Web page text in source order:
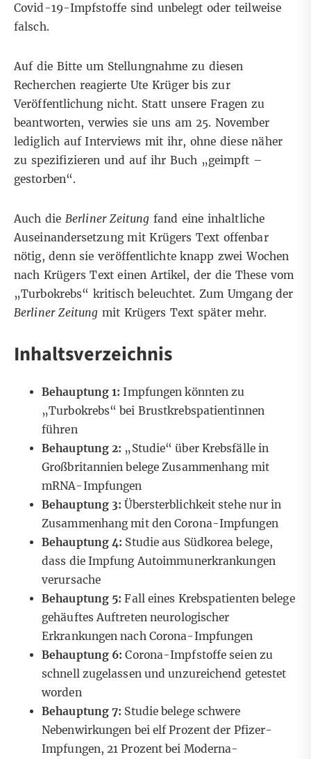
Covid-19-Impfstoffe sind unbelegt oder teilweise
falsch.
Auf die Bitte um Stellungnahme zu diesen
Recherchen reagierte Ute Krüger bis zur
Veröffentlichung nicht. Statt unsere Fragen zu
beantworten, verwies sie uns am 25. November
lediglich auf Interviews mit ihr, ohne diese näher
zu spezifizieren und auf ihr Buch „geimpft –
gestorben“.
Auch die Berliner Zeitung fand eine inhaltliche
Auseinandersetzung mit Krügers Text offenbar
nötig, denn sie veröffentlichte knapp zwei Wochen
nach Krügers Text einen Artikel, der die These vom
„Turbokrebs“ kritisch beleuchtet. Zum Umgang der
Berliner Zeitung mit Krügers Text später mehr.
Inhaltsverzeichnis
Behauptung 1: Impfungen könnten zu
„Turbokrebs“ bei Brustkrebspatientinnen
führen
Behauptung 2: „Studie“ über Krebsfälle in
Großbritannien belege Zusammenhang mit
mRNA-Impfungen
Behauptung 3: Übersterblichkeit stehe nur in
Zusammenhang mit den Corona-Impfungen
Behauptung 4: Studie aus Südkorea belege,
dass die Impfung Autoimmunerkrankungen
verursache
Behauptung 5: Fall eines Krebspatienten belege
gehäuftes Auftreten neurologischer
Erkrankungen nach Corona-Impfungen
Behauptung 6: Corona-Impfstoffe seien zu
schnell zugelassen und unzureichend getestet
worden
Behauptung 7: Studie belege schwere
Nebenwirkungen bei elf Prozent der Pfizer-
Impfungen, 21 Prozent bei Moderna-